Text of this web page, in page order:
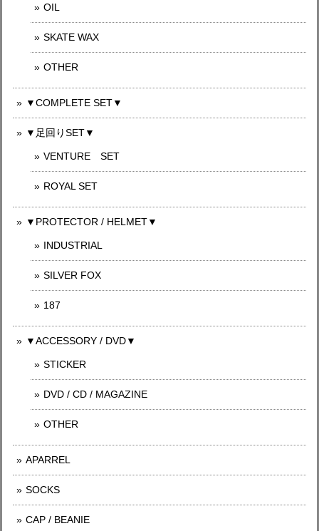
OIL
SKATE WAX
OTHER
▼COMPLETE SET▼
▼足回りSET▼
VENTURE SET
ROYAL SET
▼PROTECTOR / HELMET▼
INDUSTRIAL
SILVER FOX
187
▼ACCESSORY / DVD▼
STICKER
DVD / CD / MAGAZINE
OTHER
APARREL
SOCKS
CAP / BEANIE